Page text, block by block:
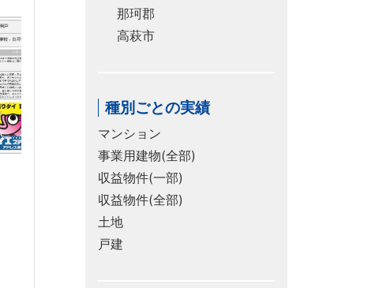
那珂郡
高萩市
種別ごとの実績
マンション
事業用建物(全部)
収益物件(一部)
収益物件(全部)
土地
戸建